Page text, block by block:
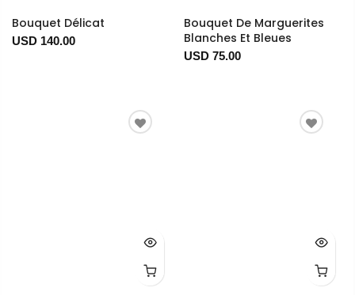
Bouquet Délicat
USD 140.00
Bouquet De Marguerites
Blanches Et Bleues
USD 75.00